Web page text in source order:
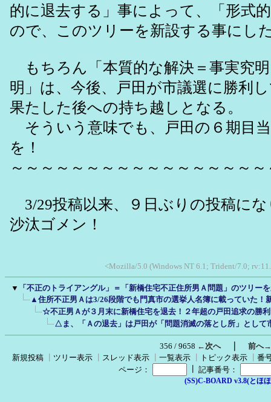
的に退去する」事によって、「形式
ので、このツリーを新設する事にし
もちろん「本質的な解決＝事実究
明」は、今後、戸田が市議選に勝利
果たした後への持ち越しとなる。
そういう意味でも、戸田の６期目
を！
～～～～～～～～～～～～～～～～
3/29投稿以来、９日ぶりの投稿に
沙汰ゴメン！
<Mozilla/5.0 (Windows NT 6.1; Trident/7.0;
▼
「不正のトライアングル」＝「新橋住宅不正住所男Ａ問題」のツリー
▲住所不正男Ａは3/26段階でも門真市の選挙人名簿に載っていた！
☆不正男Ａが３月末に新橋住宅を退去！２年超の戸田追求の勝
△ま、「Ａの退去」は戸田が「問題消滅の落とし所」として
356 / 9658 ←次へ｜ 前へ→
新規投稿
ツリー表示 スレッド表示 一覧表示 トピック表示
番
ページ：
記事番号：
(SS)C-BOARD v3.8(とほ